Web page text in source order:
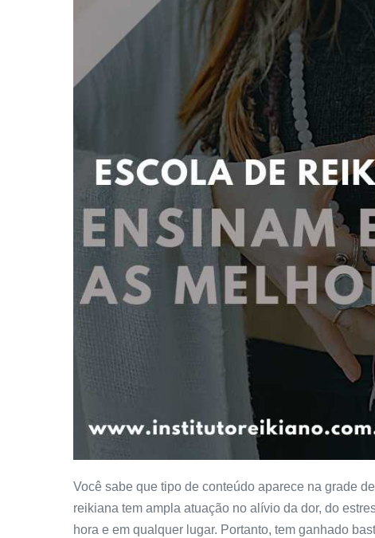
Você sabe que tipo de conteúdo aparece na grade
reikiana tem ampla atuação no alívio da dor, do
hora e em qualquer lugar. Portanto, tem ganhado